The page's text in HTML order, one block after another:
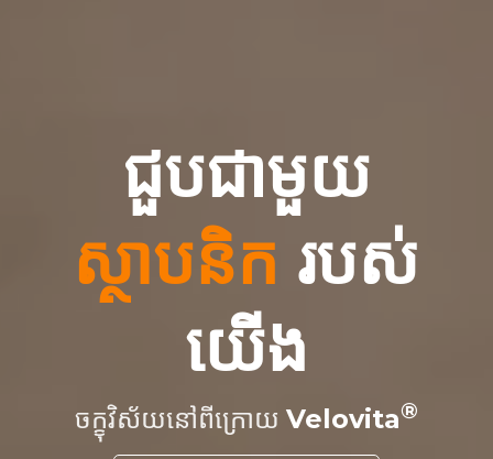
ជួបជាមួយ
ស្ថាបនិក របស់
យើង
ចក្ខុវិស័យនៅពីក្រោយ Velovita